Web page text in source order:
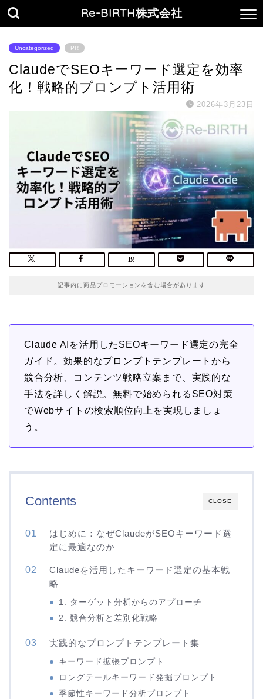
Re-BIRTH株式会社
Uncategorized PR
ClaudeでSEOキーワード選定を効率
化！戦略的プロンプト活用術
2026年3月23日
記事内に商品プロモーションを含む場合があります
Claude AIを活用したSEOキーワード選定の完全
ガイド。効果的なプロンプトテンプレートから
競合分析、コンテンツ戦略立案まで、実践的な
手法を詳しく解説。無料で始められるSEO対策
でWebサイトの検索順位向上を実現しましょ
う。
CLOSE
Contents
はじめに：なぜClaudeがSEOキーワード選
定に最適なのか
Claudeを活用したキーワード選定の基本戦
略
1. ターゲット分析からのアプローチ
2. 競合分析と差別化戦略
実践的なプロンプトテンプレート集
キーワード拡張プロンプト
ロングテールキーワード発掘プロンプト
季節性キーワード分析プロンプト